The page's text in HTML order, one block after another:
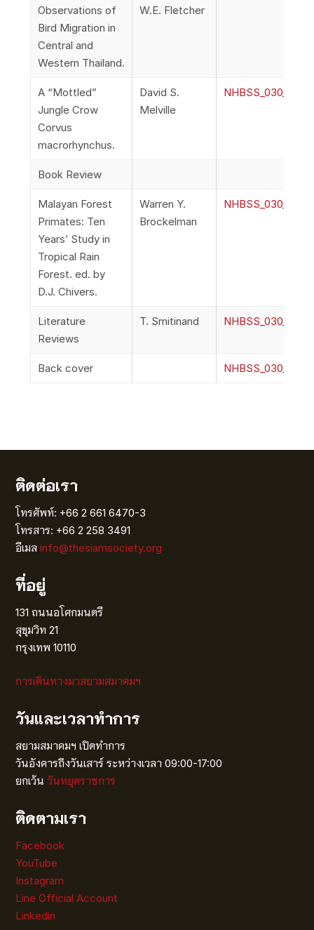
Observations of
Bird Migration in
Central and
Western Thailand.
W.E. Fletcher
A “Mottled”
Jungle Crow
Corvus
macrorhynchus.
David S.
Melville
Book Review
Malayan Forest
Primates: Ten
Years’ Study in
Tropical Rain
Forest. ed. by
D.J. Chivers.
Warren Y.
Brockelman
Literature
Reviews
T. Smitinand
Back cover
ติดต่อเรา
โทรศัพท์: +66 2 661 6470-3
โทรสาร: +66 2 258 3491
อีเมลinfo@thesiamsociety.org
ที่อยู่
131 ถนนอโศกมนตรี
สุขุมวิท 21
กรุงเทพ 10110
การเดินทางมาสยามสมาคมฯ
วันและเวลาทำการ
สยามสมาคมฯ เปิดทำการ
วันอังคารถึงวันเสาร์ ระหว่างเวลา 09:00-17:00
ยกเว้นวันหยุดราชการ
ติดตามเรา
Facebook
YouTube
Instagram
Line Official Account
Linkedin